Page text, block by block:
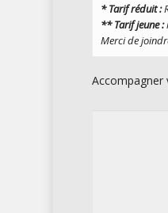
* Tarif réduit :
** Tarif jeune :
Merci de
Accompagner